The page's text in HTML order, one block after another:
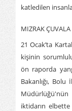
katledilen
MIZRAK
21 Ocak’ta
kişinin
ön raporda
Bakanlığı,
iktidarın